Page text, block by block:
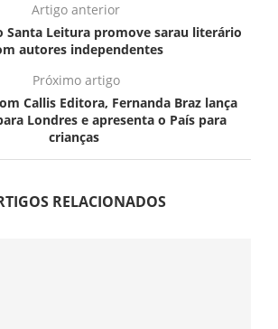
Artigo anterior
Santa Leitura promove sarau literário
autores independentes
Próximo artigo
Callis Editora, Fernanda Braz lança
Londres e apresenta o País para
crianças
RELACIONADOS